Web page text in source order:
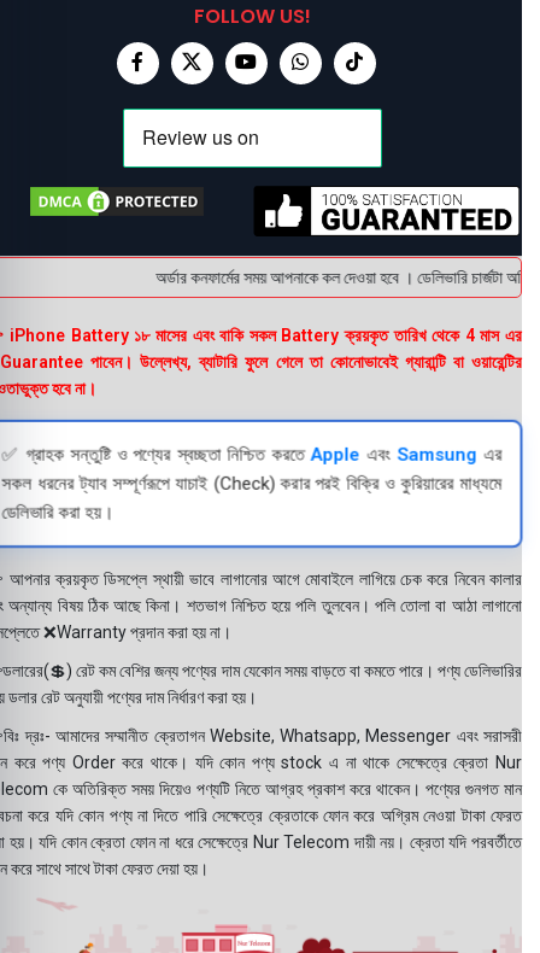
FOLLOW US!
অর্ডার কনফার্মের সময় আপনাকে কল দেওয়া হবে । ডেলিভারি চার্জটা
Battery ১৮ মাসের এবং বাকি সকল Battery ক্রয়কৃত তারিখ থেকে 4 মাস এর
পাবেন। উল্লেখ্য, ব্যাটারি ফুলে গেলে তা কোনোভাবেই গ্যারান্টি বা ওয়ারেন্টির
হবে না।
✅ গ্রাহক সন্তুষ্টি ও পণ্যের স্বচ্ছতা নিশ্চিত করতেApple এবংSamsung এর
সকল ধরনের ট্যাব সম্পূর্ণরূপে যাচাই (Check) করার পরই বিক্রি ও কুরিয়ারের মাধ্যমে
ডেলিভারি করা হয়।
ক্রয়কৃত ডিসপ্লে স্থায়ী ভাবে লাগানোর আগে মোবাইলে লাগিয়ে চেক করে নিবেন কালার
অন্যান্য বিষয় ঠিক আছে কিনা। শতভাগ নিশ্চিত হয়ে পলি তুলবেন। পলি তোলা বা আঠা লাগানো
❌Warranty প্রদান করা হয় না।
রেট কম বেশির জন্য পণ্যের দাম যেকোন সময় বাড়তে বা কমতে পারে। পণ্য ডেলিভারির
ডলার রেট অনুযায়ী পণ্যের দাম নির্ধারণ করা হয়।
দ্রঃ- আমাদের সম্মানীত ক্রেতাগন Website, Whatsapp, Messenger এবং সরাসরী
করে পণ্য Order করে থাকে। যদি কোন পণ্য stock এ না থাকে সেক্ষেত্রে ক্রেতা Nur
কে অতিরিক্ত সময় দিয়েও পণ্যটি নিতে আগ্রহ প্রকাশ করে থাকেন। পণ্যের গুনগত মান
করে যদি কোন পণ্য না দিতে পারি সেক্ষেত্রে ক্রেতাকে ফোন করে অগ্রিম নেওয়া টাকা ফেরত
হয়। যদি কোন ক্রেতা ফোন না ধরে সেক্ষেত্রে Nur Telecom দায়ী নয়। ক্রেতা যদি পরবর্তীতে
করে সাথে সাথে টাকা ফেরত দেয়া হয়।